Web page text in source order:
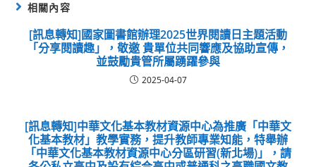
相關內容
[訊息轉知]國家圖書館辦理2025世界閱讀日主題活動
「分享閱讀趣」，敬邀 貴單位共同響應及協助宣傳，
並鼓勵貴管所屬踴躍參與
2025-04-07
[訊息轉知]中華文化基本教材資源中心為推廣「中華文
化基本教材」教學實務，提升教師專業知能，特舉辦
「中華文化基本教材資源中心分區研習(新北場)」，請